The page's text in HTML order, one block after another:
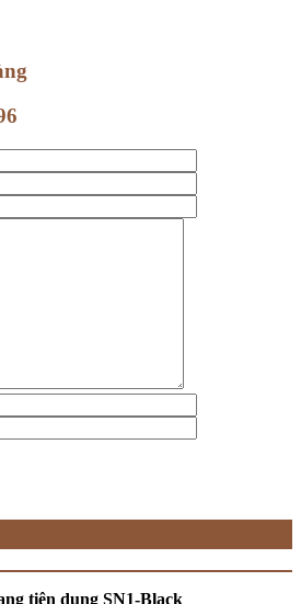
tiện dụng SN1-Black